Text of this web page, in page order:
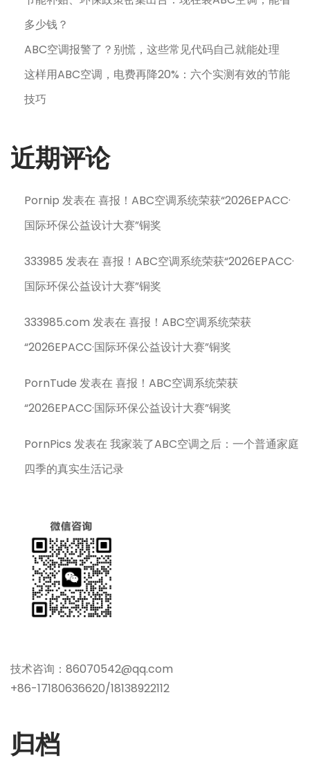
多少钱？
ABC空调报警了？别慌，这些常见代码自己就能处理
这样用ABC空调，电费再降20%：六个实测有效的节能
技巧
近期评论
Pornip 发表在喜报！ABC空调系统荣获“2026EPACC·
国际环保公益设计大赛”铜奖
333985 发表在喜报！ABC空调系统荣获“2026EPACC·
国际环保公益设计大赛”铜奖
333985.com 发表在喜报！ABC空调系统荣获
“2026EPACC·国际环保公益设计大赛”铜奖
PornTude 发表在喜报！ABC空调系统荣获
“2026EPACC·国际环保公益设计大赛”铜奖
PornPics 发表在我家装了ABC空调之后：一个普通家庭
四季的真实生活记录
技术咨询：86070542@qq.com
+86-17180636620/18138922112
归档